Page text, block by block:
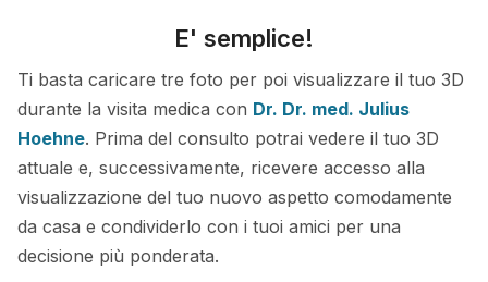
E' semplice!
Ti basta caricare tre foto per poi visualizzare il tuo 3D
durante la visita medica con Dr. Dr. med. Julius
Hoehne. Prima del consulto potrai vedere il tuo 3D
attuale e, successivamente, ricevere accesso alla
visualizzazione del tuo nuovo aspetto comodamente
da casa e condividerlo con i tuoi amici per una
decisione più ponderata.